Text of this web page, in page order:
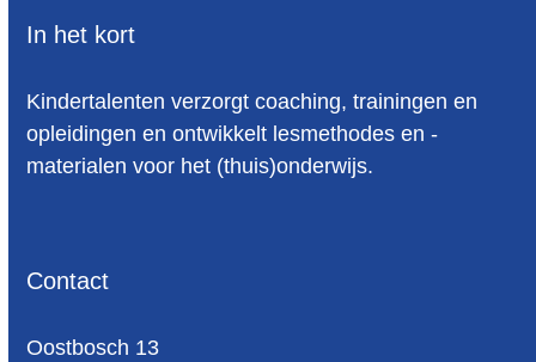
In het kort
Kindertalenten verzorgt coaching, trainingen en
opleidingen en ontwikkelt lesmethodes en -
materialen voor het (thuis)onderwijs.
Contact
Oost­bosch 13